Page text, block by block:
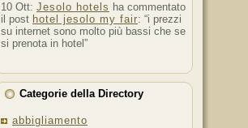
10 Ott: Jesolo hotels ha commentato
il post hotel jesolo my fair: “i prezzi
su internet sono molto più bassi che se
si prenota in hotel”
Categorie della Directory
abbigliamento